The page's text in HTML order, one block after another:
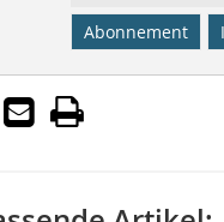
Abonnement